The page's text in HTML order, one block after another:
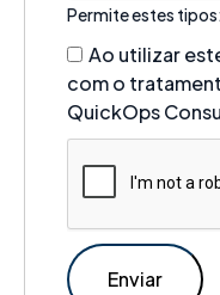
Permite estes
Ao utilizar
com o
QuickOps